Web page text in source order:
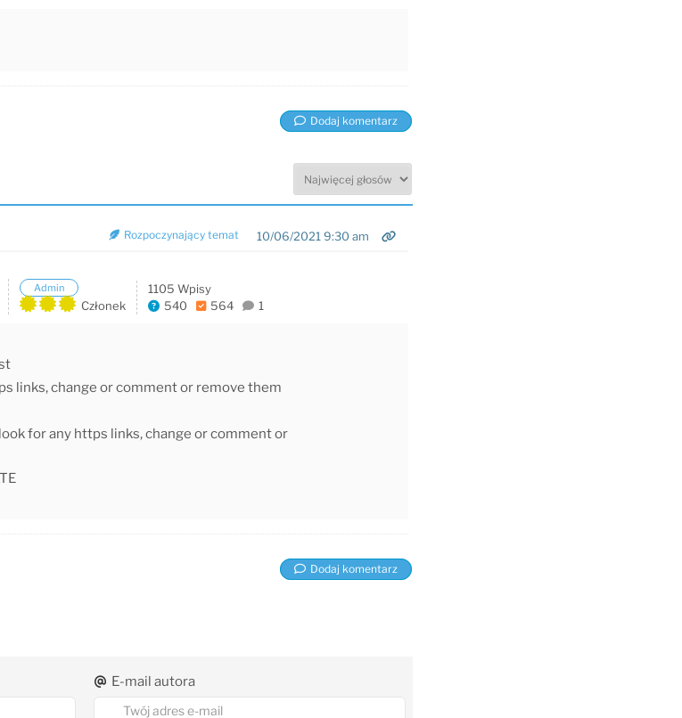
Dodaj komentarz
10/06/2021 9:30 am
Rozpoczynający temat
Admin
Członek
1105 Wpisy
540
564 1
links, change or comment or remove them
for any https links, change or comment or
Dodaj komentarz
E-mail autora